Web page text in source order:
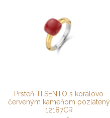
Prsteň TI SENTO s korálovo
červeným kameňom pozlátený
12187CR